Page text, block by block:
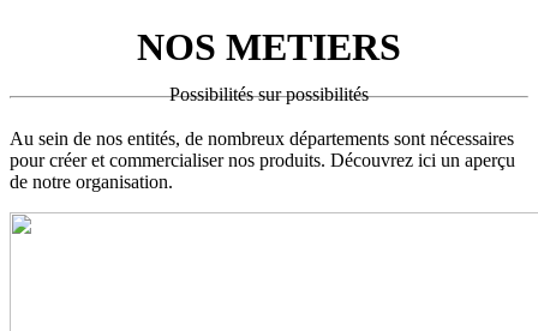
NOS METIERS
Possibilités sur possibilités
Au sein de nos entités, de nombreux départements sont nécessaires
pour créer et commercialiser nos produits. Découvrez ici un aperçu
de notre organisation.